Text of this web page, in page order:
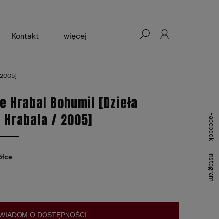
Kontakt więcej
Hrabal Bohumil [Dzieła
Hrabala / 2005]
O DOSTĘPNOŚCI
Facebook
Instagram